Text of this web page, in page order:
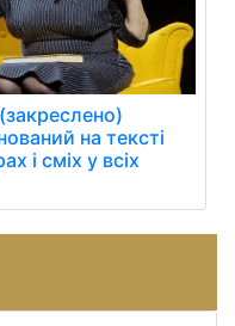
на тексті
і сміх у всіх